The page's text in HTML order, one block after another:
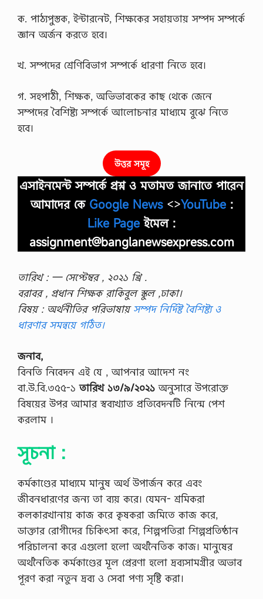
ক. পাঠ্যপুস্তক, ইন্টারনেট, শিক্ষকের সহায়তায় সম্পদ সম্পর্কে
জ্ঞান অর্জন করতে হবে।
খ. সম্পদের শ্রেণিবিভাগ সম্পর্কে ধারণা নিতে হবে।
গ. সহপাঠী, শিক্ষক, অভিভাবকের কাছ থেকে জেনে
সম্পদের বৈশিষ্ট্য সম্পর্কে আলােচনার মাধ্যমে বুঝে নিতে
হবে।
উত্তর সমূহ
এসাইনমেন্ট সম্পর্কে প্রশ্ন ও মতামত জানাতে পারেন
আমাদের কে Google News<>YouTube :
Like Page ইমেল :
assignment@banglanewsexpress.com
তারিখ : — সেপ্টেম্বর , ২০২১ খ্রি .
বরাবর , প্রধান শিক্ষক রাকিবুল স্কুল ,ঢাকা।
বিষয় : অর্থনীতির পরিভাষায়সম্পদ নির্দিষ্ট বৈশিষ্ট্য ও
ধারণার সমন্বয়ে গঠিত।
জনাব,
বিনতি নিবেদন এই যে , আপনার আদেশ নং
বা.উ.বি.৩৫৫-১তারিখ ১৩/৯/২০২১অনুসারে উপরােক্ত
বিষয়ের উপর আমার স্বব্যখ্যাত প্রতিবেদনটি নিন্মে পেশ
করলাম ।
সূচনা :
কর্মকাণ্ডের মাধ্যমে মানুষ অর্থ উপার্জন করে এবং
জীবনধারণের জন্য তা ব্যয় করে। যেমন- শ্রমিকরা
কলকারখানায় কাজ করে কৃষকরা জমিতে কাজ করে,
ডাক্তার রোগীদের চিকিৎসা করে, শিল্পপতিরা শিল্পপ্রতিষ্ঠান
পরিচালনা করে এগুলো হলো অর্থনৈতিক কাজ। মানুষের
অর্থনৈতিক কর্মকাণ্ডের মূল প্রেরণা হলো দ্রব্যসামগ্রীর অভাব
পূরণ করা নতুন দ্রব্য ও সেবা পণ্য সৃষ্টি করা।